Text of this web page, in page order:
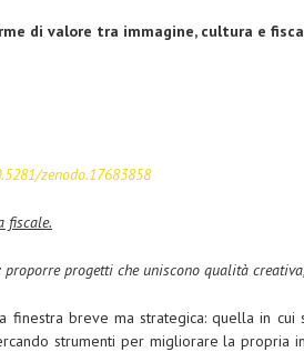
di valore tra immagine, cultura e
zenodo.17683858
fiscale.
progetti che uniscono qualità
finestra breve ma strategica: quella in
strumenti per migliorare la propria